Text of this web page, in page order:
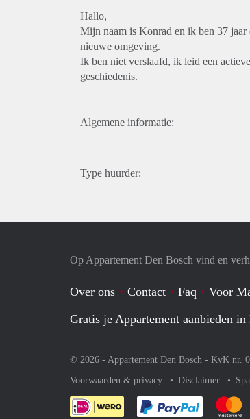
Hallo,
Mijn naam is Konrad en ik ben 37 jaar
nieuwe omgeving.
Ik ben niet verslaafd, ik leid een
geschiedenis.
Algemene informatie:
Type huurder:
Op Appartement Den Bosch vind en
Over ons Contact Faq Voor
Gratis je Appartement aanbieden in
© 2026 - Appartement Den Bosch - KvK nr.
Voorwaarden & privacy
Disclaimer
Je rekent